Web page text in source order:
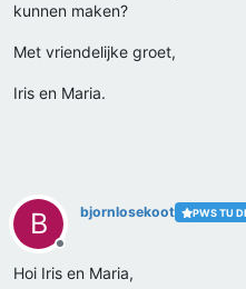
kunnen maken?
Met vriendelijke groet,
Iris en Maria.
B
Offline
bjornlosekoot PWS TU
Hoi Iris en Maria,